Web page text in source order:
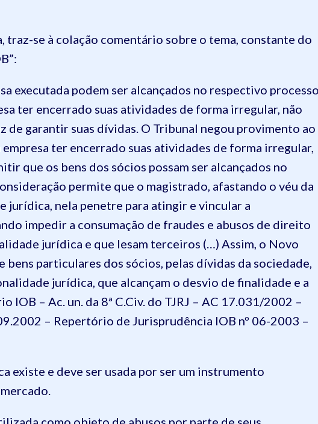
traz-se à colação comentário sobre o tema, constante do
executada podem ser alcançados no respectivo
ter encerrado suas atividades de forma irregular, não
de garantir suas dívidas. O Tribunal negou provimento ao
ter encerrado suas atividades de forma irregular,
que os bens dos sócios possam ser alcançados no
permite que o magistrado, afastando o véu da
jurídica, nela penetre para atingir e vincular a
impedir a consumação de fraudes e abusos de direito
jurídica e que lesam terceiros (…) Assim, o Novo
bens particulares dos sócios, pelas dívidas da sociedade,
jurídica, que alcançam o desvio de finalidade e a
IOB – Ac. un. da 8ª C.Civ. do TJRJ – AC 17.031/2002 –
– Repertório de Jurisprudência IOB nº 06-2003 –
existe e deve ser usada por ser um instrumento